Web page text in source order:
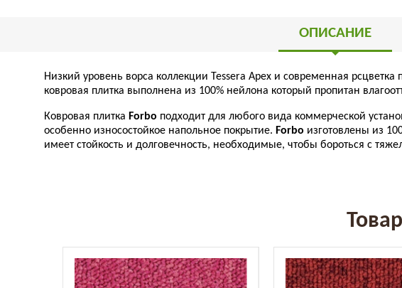
ОПИСАНИЕ
Низкий уровень ворса коллекции Tessera Apex и современная
ковровая плитка выполнена из 100% нейлона который пропитан
Ковровая плитка Forbo подходит для любого вида коммерческой
особенно износостойкое напольное покрытие. Forbo изготовлены из
имеет стойкость и долговечность, необходимые, чтобы бороться с